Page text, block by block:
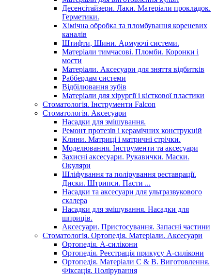
Десенсітайзери. Лаки. Матеріали прокладок.
Герметики.
Хімічна обробка та пломбування кореневих
каналів
Штифти, Шини. Армуючі системи.
Матеріали тимчасові. Пломби. Коронки і
мости
Матеріали. Аксесуари для зняття відбитків
Раббердам системи
Відбілювання зубів
Матеріали для хірургії і кісткової пластики
Стоматологія. Інструменти Falcon
Стоматологія. Аксесуари
Насадки для змішування.
Ремонт протезів і керамічних конструкцій
Клини. Матриці і матричні стрічки.
Моделювання. Інструменти та аксесуари
Захисні аксесуари. Рукавички. Маски.
Окуляри
Шліфування та полірування реставрації.
Диски. Штрипси. Пасти ...
Насадки та аксесуари для ультразвукового
скалера
Насадки для змішування. Насадки для
шприців.
Аксесуари. Пристосування. Запасні частини
Стоматологія. Ортопедія. Матеріали. Аксесуари
Ортопедія. А-силікони
Ортопедія. Реєстрація прикусу А-силікони
Ортопедія. Матеріали C & B. Виготовлення.
Фіксація. Полірування